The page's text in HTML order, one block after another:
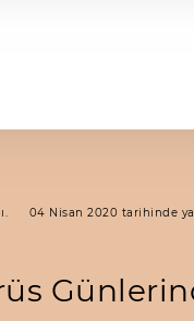
04 Nisan 2020 tarihinde